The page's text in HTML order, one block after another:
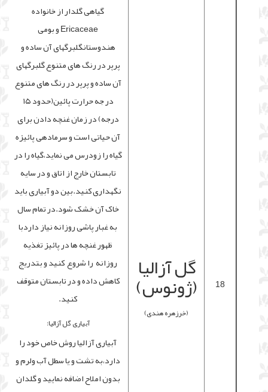
18 گل آزالیا
(ژونوس)
(خرزهره هندی)
گیاهی گلدار از خانواده
Ericaceae و بومی
هندوستانگلبرگهای آن ساده و
پرپر در رنگ های متنوع گلبرگهای
آن ساده و پرپر در رنگ های متنوع
در جه حرارت پائین(حدود ۱۵
درجه) در زمان غنچه دادن برای
آن حیاتی است و سرمادهی پائیزه
گیاه را زودرس می نماید،گیاه را در
تابستان خارج از اتاق و در سایه
نگهداری کنید.بین دو آبیاری باید
خاک آن خشک شود.در تمام سال
به غبار پاشی روزانه نیاز داردبا
ظهور غنچه ها در پائیز تغذیه
روزانه را شروع کنید و بتدریج
کاهش داده و در تابستان متوقف
کنید.
آبیاری گل آزالیا:
آبیاری آزالیا روش خاص خود را
دارد،به تشت و یا سطل آب ولرم و
بدون املاح اضافه نمایید و گلدان